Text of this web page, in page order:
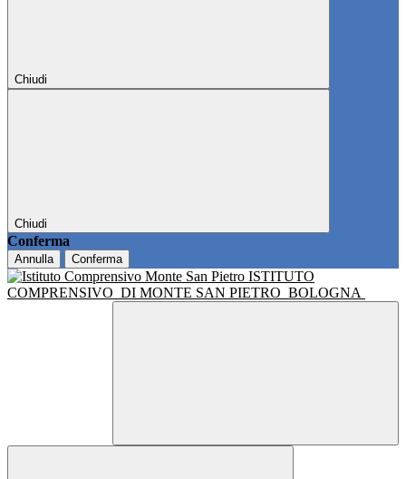
Chiudi
Chiudi
Conferma
Annulla Conferma
ISTITUTO
COMPRENSIVO DI MONTE SAN PIETRO BOLOGNA